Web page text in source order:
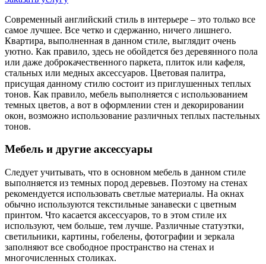
Современный английский стиль в интерьере – это только все
самое лучшее. Все четко и сдержанно, ничего лишнего.
Квартира, выполненная в данном стиле, выглядит очень
уютно. Как правило, здесь не обойдется без деревянного пола
или даже доброкачественного паркета, плиток или кафеля,
стальных или медных аксессуаров. Цветовая палитра,
присущая данному стилю состоит из приглушенных теплых
тонов. Как правило, мебель выполняется с использованием
темных цветов, а вот в оформлении стен и декорировании
окон, возможно использование различных теплых пастельных
тонов.
Мебель и другие аксессуары
Следует учитывать, что в основном мебель в данном стиле
выполняется из темных пород деревьев. Поэтому на стенах
рекомендуется использовать светлые материалы. На окнах
обычно используются текстильные занавески с цветным
принтом. Что касается аксессуаров, то в этом стиле их
используют, чем больше, тем лучше. Различные статуэтки,
светильники, картины, гобелены, фотографии и зеркала
заполняют все свободное пространство на стенах и
многочисленных столиках.